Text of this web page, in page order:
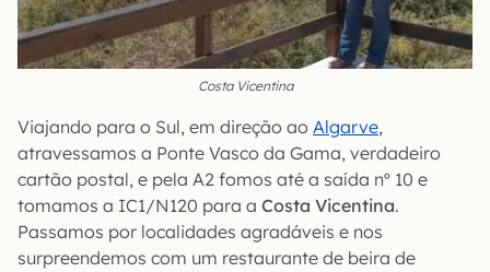
Costa Vicentina
Viajando para o Sul, em direção ao Algarve,
atravessamos a Ponte Vasco da Gama, verdadeiro
cartão postal, e pela A2 fomos até a saída nº 10 e
tomamos a IC1/N120 para a Costa Vicentina.
Passamos por localidades agradáveis e nos
surpreendemos com um restaurante de beira de